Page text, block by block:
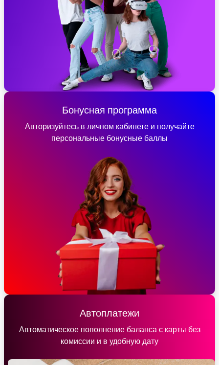
Бонусная программа
Авторизуйтесь в личном кабинете и получайте
персональные бонусные баллы
Автоплатежи
Автоматическое пополнение баланса с карты без
комиссии и в удобную дату